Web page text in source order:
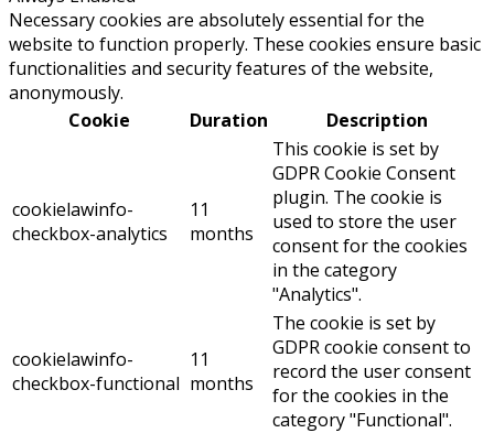
Necessary cookies are absolutely essential for the
website to function properly. These cookies ensure basic
functionalities and security features of the website,
anonymously.
Cookie
Duration Description
cookielawinfo-
checkbox-analytics
11
months
This cookie is set by
GDPR Cookie Consent
plugin. The cookie is
used to store the user
consent for the cookies
in the category
"Analytics".
cookielawinfo-
checkbox-functional
11
months
The cookie is set by
GDPR cookie consent to
record the user consent
for the cookies in the
category "Functional".